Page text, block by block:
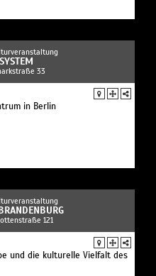
33
in Berlin
121
und die kulturelle Vielfalt des